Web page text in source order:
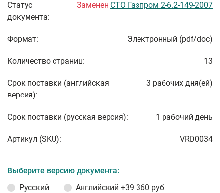
Статус
документа:
Заменен СТО Газпром 2-6.2-149-2007
Формат: Электронный (pdf/doc)
Количество страниц: 13
Срок поставки (английская
версия):
3 рабочих дня(ей)
Срок поставки (русская версия): 1 рабочий день
Артикул (SKU): VRD0034
Выберите версию документа:
Русский
Английский +39 360 руб.